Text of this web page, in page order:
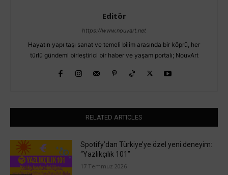
Editör
https://www.nouvart.net
Hayatın yapı taşı sanat ve temeli bilim arasında bir köprü, her
türlü gündemi birleştirici bir haber ve yaşam portalı; NouvArt
RELATED ARTICLES
Spotify’dan Türkiye’ye özel yeni deneyim:
“Yazlıkçılık 101”
17 Temmuz 2026